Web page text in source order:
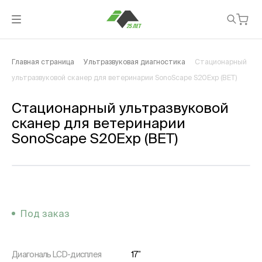
Главная страница Ультразвуковая диагностика Стационарный
ультразвуковой сканер для ветеринарии SonoScape S20Exp (ВЕТ)
Стационарный ультразвуковой
сканер для ветеринарии
SonoScape S20Exp (ВЕТ)
Под заказ
Диагональ LСD-дисплея
17’’